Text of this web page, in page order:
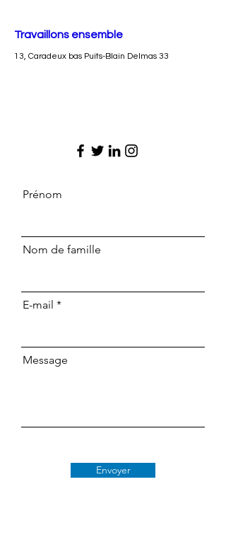
Travaillons ensemble
13, Caradeux bas Puits-Blain Delmas 33
Prénom
Nom de famille
E-mail
Message
Envoyer